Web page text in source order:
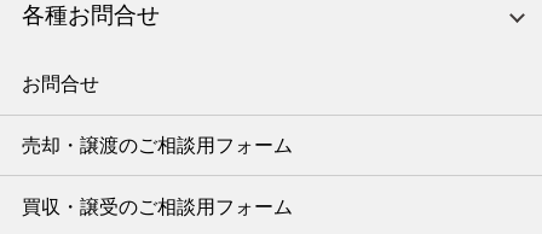
各種お問合せ
お問合せ
売却・譲渡のご相談用フォーム
買収・譲受のご相談用フォーム